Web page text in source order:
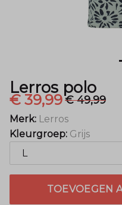
Lerros polo
€ 39,99€ 49,99
Merk: Lerros
Kleurgroep: Grijs
TOEVOEGEN